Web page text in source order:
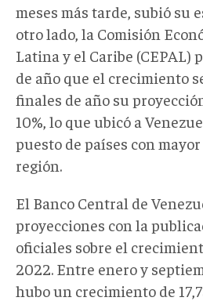
meses más tarde, subió su
otro lado, la Comisión
Latina y el Caribe (CEPAL)
de año que el crecimiento
finales de año su
10%, lo que ubicó a
puesto de países con
región.
El Banco Central de
proyecciones con la
oficiales sobre el
2022. Entre enero y
hubo un crecimiento de